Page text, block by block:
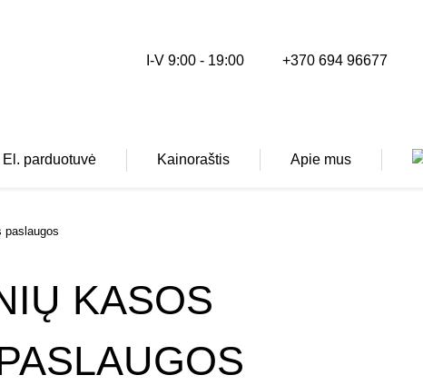
I-V 9:00 - 19:00 +370 694 96677
Masažai
Ergoterapija
El. parduotuvė Kainoraštis Apie mus
paslaugos
KASOS